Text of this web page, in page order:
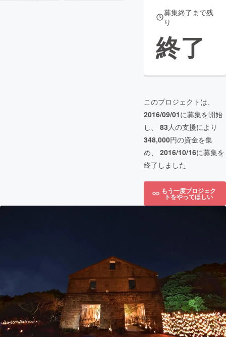
募集終了まで残
り
終了
このプロジェクトは、
2016/09/01に募集を開始
し、 83人の支援により
348,000円の資金を集
め、 2016/10/16に募集を
終了しました
もう一度プロジェク
トをやってほしい